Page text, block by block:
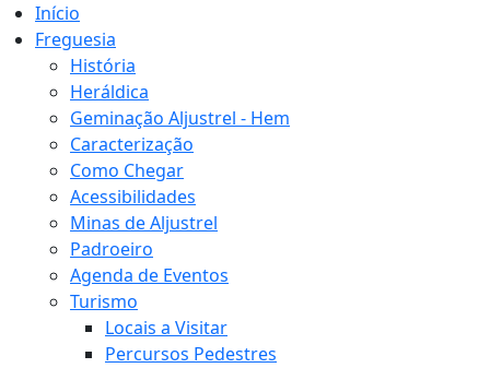
Início
Freguesia
História
Heráldica
Geminação Aljustrel - Hem
Caracterização
Como Chegar
Acessibilidades
Minas de Aljustrel
Padroeiro
Agenda de Eventos
Turismo
Locais a Visitar
Percursos Pedestres